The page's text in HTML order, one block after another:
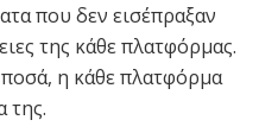
που δεν εισέπραξαν
της κάθε πλατφόρμας.
η κάθε πλατφόρμα
της.